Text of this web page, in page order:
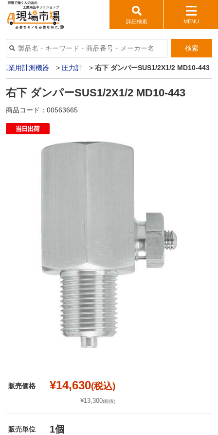
詳細検索 MENU
検索
工業用計測機器 > 圧力計 > 右下 ダンパーSUS1/2X1/2 MD10-443
右下 ダンパーSUS1/2X1/2 MD10-443
商品コード： 00563665
販売価格 ¥14,630(税込)
¥13,300(税抜)
販売単位 1個